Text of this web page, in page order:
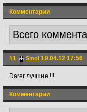
Комментарии
Всего
#1 Smol 19.04.12 17:56
Darer лучшие !!!
Комментарии